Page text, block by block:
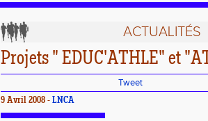
ACTUALITÉS
Projets " EDUC'ATHLE" et
Tweet
9 Avril 2008 - LNCA